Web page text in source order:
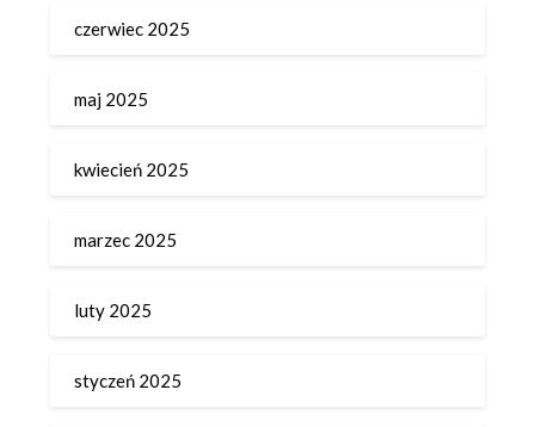
czerwiec 2025
maj 2025
kwiecień 2025
marzec 2025
luty 2025
styczeń 2025